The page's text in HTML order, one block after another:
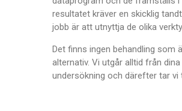
resultatet kräver en skicklig
jobb är att utnyttja de olika
Det finns ingen behandling som
alternativ. Vi utgår alltid från
undersökning och därefter tar